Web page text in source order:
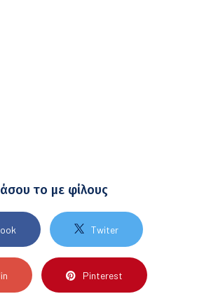
το με φίλους
Twiter
Pinterest